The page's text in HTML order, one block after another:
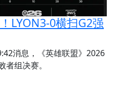
LYON3-0横扫G2强
消息，《英雄联盟》2026
组决赛。